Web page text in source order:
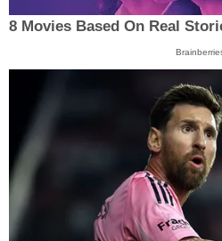
8 Movies Based On Real